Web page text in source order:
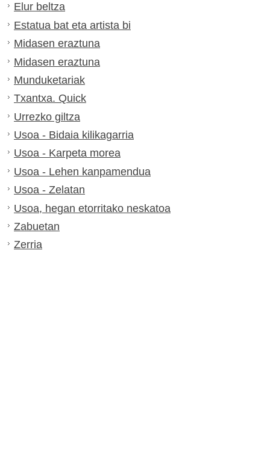
Elur beltza
Estatua bat eta artista bi
Midasen eraztuna
Midasen eraztuna
Munduketariak
Txantxa. Quick
Urrezko giltza
Usoa - Bidaia kilikagarria
Usoa - Karpeta morea
Usoa - Lehen kanpamendua
Usoa - Zelatan
Usoa, hegan etorritako neskatoa
Zabuetan
Zerria